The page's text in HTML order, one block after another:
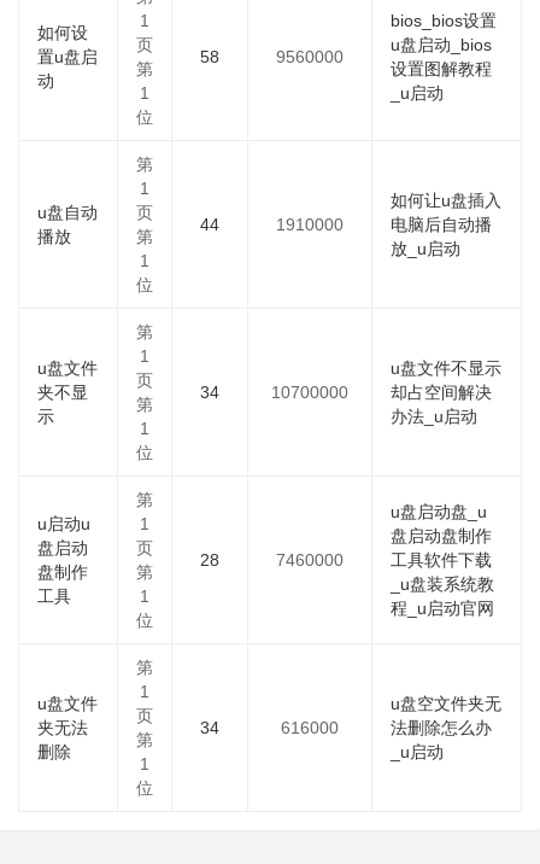
如何设
置u盘启
动
1
页
第
1
位
58 9560000
bios_bios设置
u盘启动_bios
设置图解教程
_u启动
u盘自动
播放
第
1
页
第
1
位
44 1910000
如何让u盘插入
电脑后自动播
放_u启动
u盘文件
夹不显
示
第
1
页
第
1
位
34 10700000
u盘文件不显示
却占空间解决
办法_u启动
u启动u
盘启动
盘制作
工具
第
1
页
第
1
位
28 7460000
u盘启动盘_u
盘启动盘制作
工具软件下载
_u盘装系统教
程_u启动官网
u盘文件
夹无法
删除
第
1
页
第
1
位
34 616000
u盘空文件夹无
法删除怎么办
_u启动